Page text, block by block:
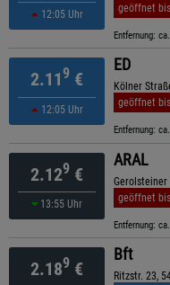
12:05 Uhr
geöffnet
Entfernung:
2.119 €
12:05 Uhr
ED
Kölner
geöffnet
Entfernung:
2.129 €
13:55 Uhr
ARAL
Gerolsteiner
geöffnet
Entfernung:
2.189 €
Bft
Ritzstr. 23,